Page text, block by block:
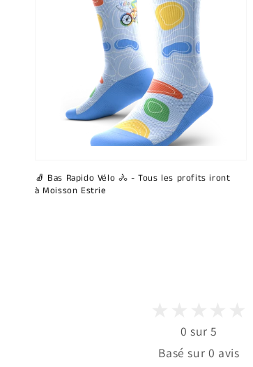
🧦 Bas Rapido Vélo 🚴 - Tous les profits iront
à Moisson Estrie
0 sur 5
Basé sur 0 avis